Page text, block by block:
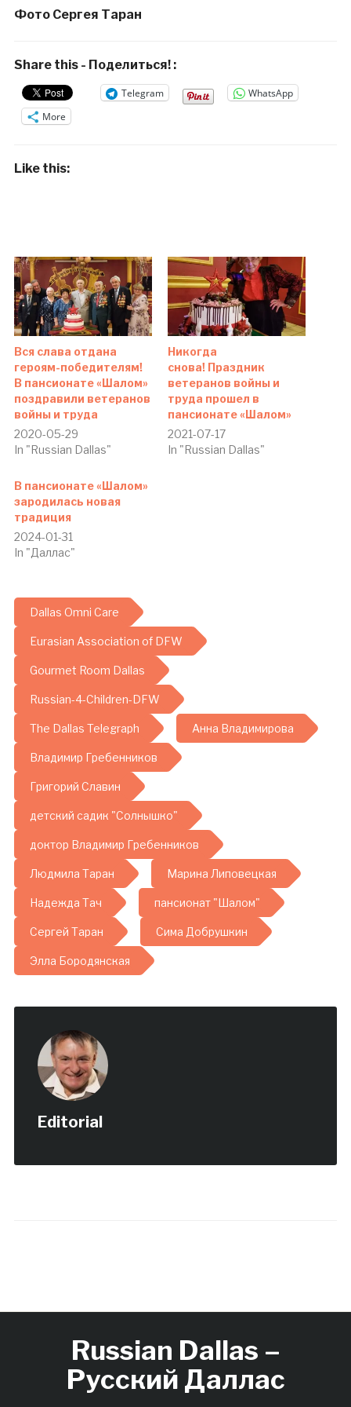
Фото Сергея Таран
Share this - Поделиться! :
Telegram
WhatsApp
More
Like this:
Вся слава отдана
героям-победителям!
В пансионате «Шалом»
поздравили ветеранов
войны и труда
2020-05-29
In "Russian Dallas"
Никогда
снова! Праздник
ветеранов войны и
труда прошел в
пансионате «Шалом»
2021-07-17
In "Russian Dallas"
В пансионате «Шалом»
зародилась новая
традиция
2024-01-31
In "Даллас"
Dallas Omni Care
Eurasian Association of DFW
Gourmet Room Dallas
Russian-4-Children-DFW
The Dallas Telegraph Анна Владимирова
Владимир Гребенников
Григорий Славин
детский садик "Солнышко"
доктор Владимир Гребенников
Людмила Таран Марина Липовецкая
Надежда Тач пансионат "Шалом"
Сергей Таран Сима Добрушкин
Элла Бородянская
Editorial
Russian Dallas –
Русский Даллас